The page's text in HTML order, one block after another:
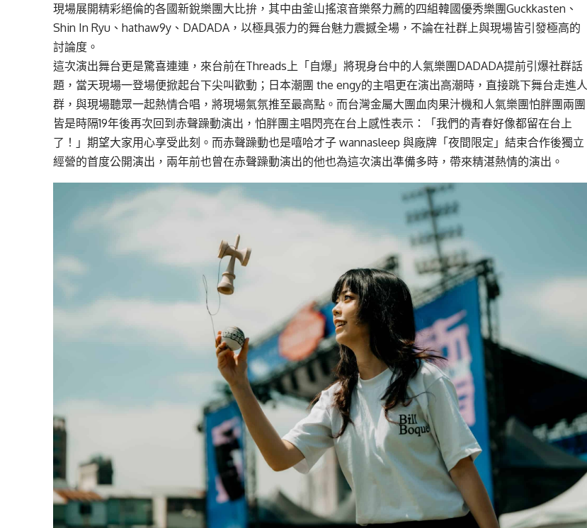
現場展開精彩絕倫的各國新銳樂團大比拚，其中由釜山搖滾音樂祭力薦的四組韓國優秀樂團Guckkasten、
Shin In Ryu、hathaw9y、DADADA，以極具張力的舞台魅力震撼全場，不論在社群上與現場皆引發極高的
討論度。
這次演出舞台更是驚喜連連，來台前在Threads上「自爆」將現身台中的人氣樂團DADADA提前引爆社群話
題，當天現場一登場便掀起台下尖叫歡動；日本潮團 the engy的主唱更在演出高潮時，直接跳下舞台走進人
群，與現場聽眾一起熱情合唱，將現場氣氛推至最高點。而台灣金屬大團血肉果汁機和人氣樂團怕胖團兩團
皆是時隔19年後再次回到赤聲躁動演出，怕胖團主唱閃亮在台上感性表示：「我們的青春好像都留在台上
了！」期望大家用心享受此刻。而赤聲躁動也是嘻哈才子 wannasleep 與廠牌「夜間限定」結束合作後獨立
經營的首度公開演出，兩年前也曾在赤聲躁動演出的他也為這次演出準備多時，帶來精湛熱情的演出。